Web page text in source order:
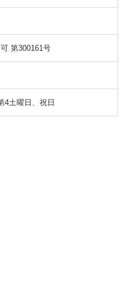
第300161号
4土曜日、祝日